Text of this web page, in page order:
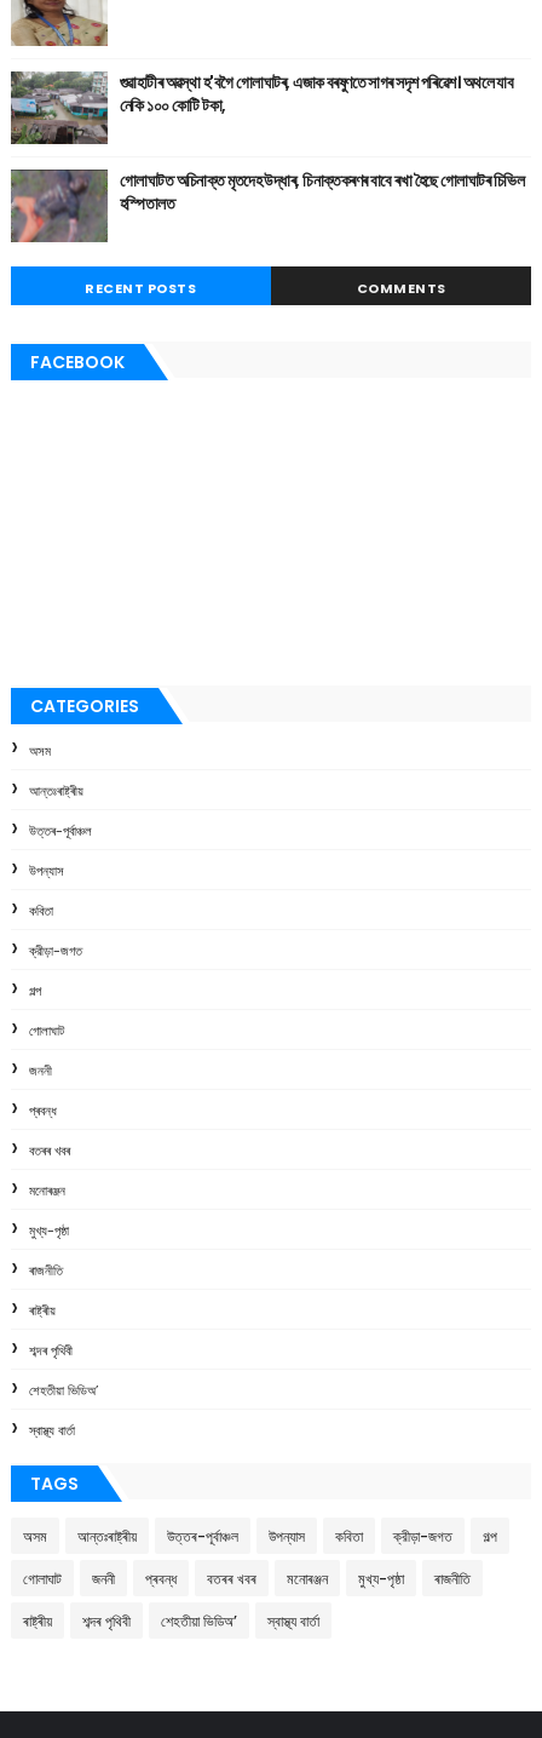
গুৱাহাটীৰ অৱস্থা হ'বগৈ গোলাঘাটৰ, এজাক বৰষুণতে সাগৰ সদৃশ পৰিৱেশ। অথলে যাব
নেকি ১০০ কোটি টকা,
গোলাঘাটত অচিনাক্ত মৃতদেহ উদ্ধাৰ, চিনাক্তকৰণৰ বাবে ৰখা হৈছে গোলাঘাটৰ চিভিল
হস্পিতালত
RECENT POSTS COMMENTS
FACEBOOK
CATEGORIES
অসম
আন্তঃৰাষ্ট্ৰীয়
উত্তৰ-পূৰ্বাঞ্চল
উপন্যাস
কবিতা
ক্রীড়া-জগত
গল্প
গোলাঘাট
জননী
প্ৰবন্ধ
বতৰৰ খবৰ
মনোৰঞ্জন
মুখ্য-পৃষ্ঠা
ৰাজনীতি
ৰাষ্ট্ৰীয়
শব্দৰ পৃথিবী
শেহতীয়া ভিডিঅ’
স্বাস্থ্য বাৰ্তা
TAGS
অসম আন্তঃৰাষ্ট্ৰীয় উত্তৰ-পূৰ্বাঞ্চল উপন্যাস কবিতা ক্রীড়া-জগত গল্প
গোলাঘাট জননী প্ৰবন্ধ বতৰৰ খবৰ মনোৰঞ্জন মুখ্য-পৃষ্ঠা ৰাজনীতি
ৰাষ্ট্ৰীয় শব্দৰ পৃথিবী শেহতীয়া ভিডিঅ’ স্বাস্থ্য বাৰ্তা